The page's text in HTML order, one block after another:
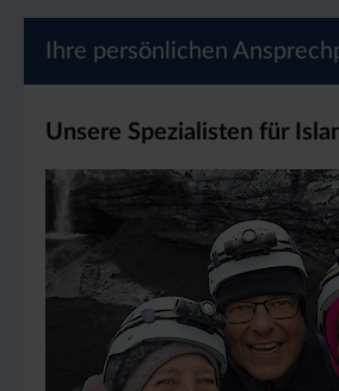
Ihre persönlichen
Unsere Spezialisten für